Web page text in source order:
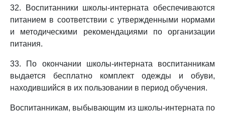
32. Воспитанники школы-интерната обеспечиваются
питанием в соответствии с утвержденными нормами
и методическими рекомендациями по организации
питания.
33. По окончании школы-интерната воспитанникам
выдается бесплатно комплект одежды и обуви,
находившийся в их пользовании в период обучения.
Воспитанникам, выбывающим из школы-интерната по